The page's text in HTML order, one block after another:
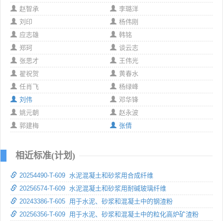
赵智承
李璐洋
刘印
杨伟刚
应志雄
韩铭
郑珂
谈云志
张思才
王伟光
翟祝贺
黄春水
任肖飞
杨绿峰
刘伟
邓华锋
姚元朝
赵永波
郭建梅
张倩
相近标准(计划)
20254490-T-609 水泥混凝土和砂浆用合成纤维
20256574-T-609 水泥混凝土和砂浆用耐碱玻璃纤维
20243386-T-605 用于水泥、砂浆和混凝土中的钢渣粉
20256356-T-609 用于水泥、砂浆和混凝土中的粒化高炉矿渣粉